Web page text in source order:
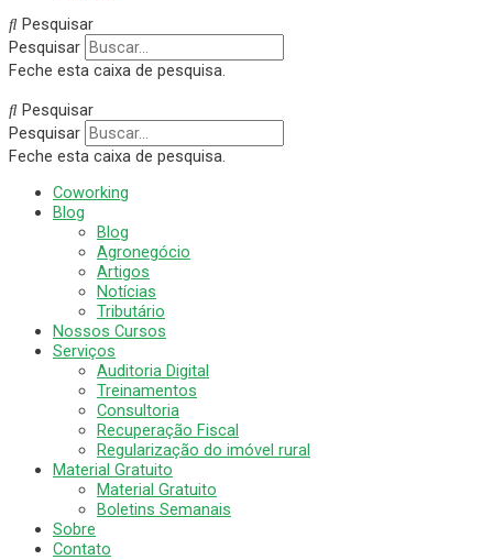
Pesquisar
Pesquisar
Feche esta caixa de pesquisa.
Pesquisar
Pesquisar
Feche esta caixa de pesquisa.
Coworking
Blog
Blog
Agronegócio
Artigos
Notícias
Tributário
Nossos Cursos
Serviços
Auditoria Digital
Treinamentos
Consultoria
Recuperação Fiscal
Regularização do imóvel rural
Material Gratuito
Material Gratuito
Boletins Semanais
Sobre
Contato